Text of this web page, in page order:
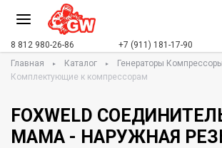
8 812 980-26-86 +7 (911) 181-17-90
Главная
Каталог
Генераторы
Комплектующие к компрессорам
FOXWELD
МАМА - НАРУЖНАЯ